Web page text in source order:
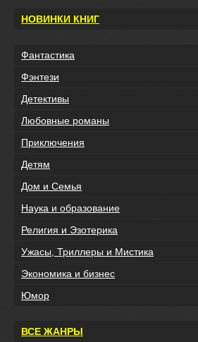
НОВИНКИ КНИГ
Фантастика
Фэнтези
Детективы
Любовные романы
Приключения
Детям
Дом и Семья
Наука и образование
Религия и Эзотерика
Ужасы, Триллеры и Мистика
Экономика и бизнес
Юмор
ВСЕ ЖАНРЫ